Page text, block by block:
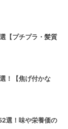
【プチプラ・髪質
！【焦げ付かな
選！味や栄養価の